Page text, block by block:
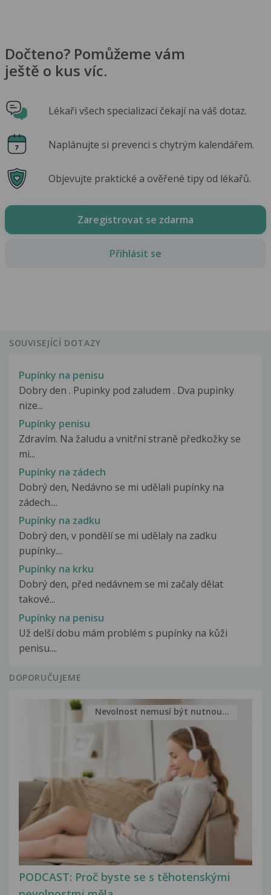
Dočteno? Pomůžeme vám
ještě o kus víc.
Lékaři všech specializací čekají na váš dotaz.
Naplánujte si prevenci s chytrým kalendářem.
Objevujte praktické a ověřené tipy od lékařů.
Zaregistrovat se zdarma
Přihlásit se
SOUVISEJÍCÍ DOTAZY
Pupínky na penisu
Dobry den . Pupinky pod zaludem . Dva pupinky
nize...
Pupínky penisu
Zdravím. Na žaludu a vnitřní straně předkožky se
mi...
Pupínky na zádech
Dobrý den, Nedávno se mi udělali pupínky na
zádech....
Pupínky na zadku
Dobrý den, v pondělí se mi udělaly na zadku
pupínky....
Pupínky na krku
Dobrý den, před nedávnem se mi začaly dělat
takové...
Pupínky na penisu
Už delší dobu mám problém s pupínky na kůži
penisu....
DOPORUČUJEME
PODCAST: Proč byste se s těhotenskými
Nevolnost nemusí být nutnou...